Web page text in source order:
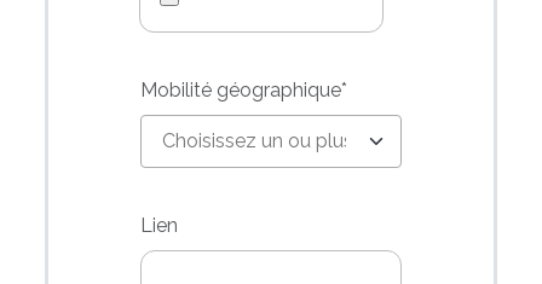
Mobilité géographique*
Lien